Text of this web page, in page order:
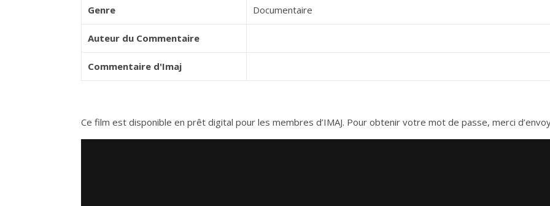
Genre Documentaire
Auteur du Commentaire
Commentaire d'Imaj
Ce film est disponible en prêt digital pour les membres d’IMAJ. Pour obtenir votre mot de passe, merci